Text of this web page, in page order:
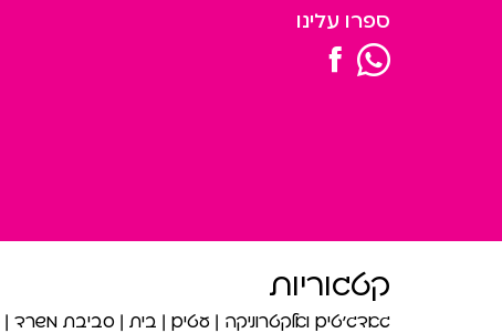
ספרו עלינו
קטגוריות
גאדג’טים ואלקטרוניקה עטים בית סביבת משרד